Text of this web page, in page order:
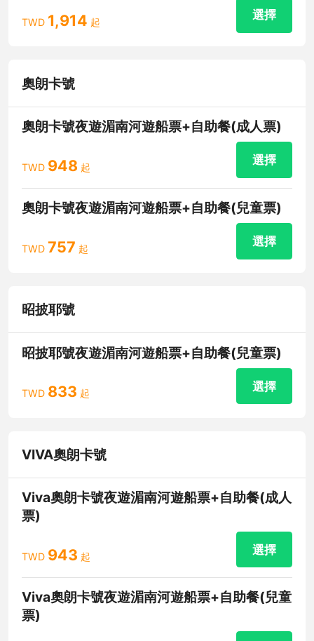
TWD 1,914 起
選擇
奧朗卡號
奧朗卡號夜遊湄南河遊船票+自助餐(成人票)
TWD 948 起
選擇
奧朗卡號夜遊湄南河遊船票+自助餐(兒童票)
TWD 757 起
選擇
昭披耶號
昭披耶號夜遊湄南河遊船票+自助餐(兒童票)
TWD 833 起
選擇
VIVA奧朗卡號
Viva奧朗卡號夜遊湄南河遊船票+自助餐(成人
票)
TWD 943 起
選擇
Viva奧朗卡號夜遊湄南河遊船票+自助餐(兒童
票)